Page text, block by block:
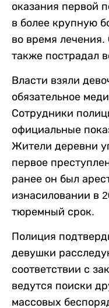
оказания первой
в более крупную
во время
также пострадал
Власти взяли
обязательное
Сотрудники
официальные
Жители деревни
первое
ранее он был
изнасиловании в
тюремный срок.
Полиция
девушки
соответствии с
ведутся поиски
массовых